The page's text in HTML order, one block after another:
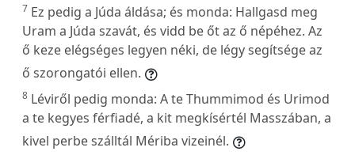
7 Ez pedig a Júda áldása; és monda: Hallgasd meg
Uram a Júda szavát, és vidd be őt az ő népéhez. Az
ő keze elégséges legyen néki, de légy segítsége az
ő szorongatói ellen.
8 Léviről pedig monda: A te Thummimod és Urimod
a te kegyes férfiadé, a kit megkísértél Masszában, a
kivel perbe szálltál Mériba vizeinél.